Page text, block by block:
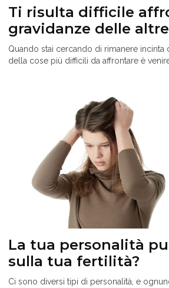
Ti risulta difficile
gravidanze delle
Quando stai cercando di rimanere
della cose più difficili da affrontare è
La tua personalità
sulla tua fertilità?
Ci sono diversi tipi di personalità, e